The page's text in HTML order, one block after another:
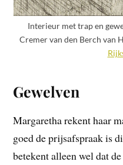
Interieur met trap en
Cremer van den Berch van
Gewelven
Margaretha rekent haar
goed de prijsafspraak is
betekent alleen wel dat